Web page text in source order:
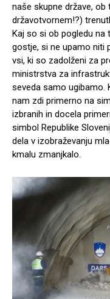
naše skupne države,
državotvornem!?)
Kaj so si ob pogledu
gostje, si ne upamo niti
vsi, ki so zadolženi za
ministrstva za
seveda samo ugibamo.
nam zdi primerno na
izbranih in docela
simbol Republike
dela v izobraževanju
kmalu zmanjkalo.